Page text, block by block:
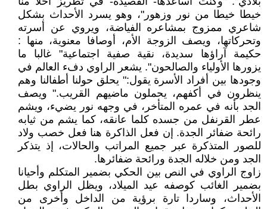
خيطا خيطا من نور وزهور"، وهو يسرد الأحداث بشكل
شاعري ممزوج بمشاعره الفياضة، ويروي عن أسرته
وتحركاتها، ويصف الزوجة الأم، أوصافا معنوية، منها :
حكيمة آراؤها سديدة، نقية صفية اجتماعية" غالبا ما
يزورها الأولياء والصالحون". يشعر الراوي دفء العالم في
وجودها بين أفراد الأسرة يقول:" يحلق حولنا أطفالنا وهم
ينظرون في أكفهم، يحملون ماضيهم القريب." ويصف
الجد بأنه في عمره المتأخر، في وجهه نور يضيء، ويشم
عطر القرنفل من جسده كلما عانقه، كما يشم من ثيابه
رائحة ضفائر الجدة. إن فعل الذاكرة هنا فعل خصب ولاد
للصور المتذكرة عبر جميع المراتب والحالات، إذ يتذكر
الجد ومن خلاله الجدة ورائحة ضفائرها.
زاوج الراوي في النص بين الحكي بضمير المتكلم وأحيانا
بضمير الغائب كوصفه عيد الميلاد، ويظل الراوي بطل
الأحداث، وساردا تارة برؤية من الداخل وأخرى من